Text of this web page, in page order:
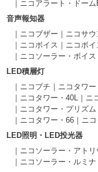
ニコアラート・ドーム
音声報知器
ニコブザー
ニコサ
ニコボイス
ニコボ
ニコソーラー・ボイス
LED積層灯
ニコプチ
ニコタワー
ニコタワー・40L
ニ
ニコタワー・プリズ
ニコタワー・66
ニ
LED照明・LED投光器
ニコソーラー・アトリ
ニコソーラー・ルミナ